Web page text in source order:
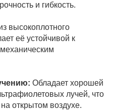
и гибкость.
высокоплотного
её устойчивой к
Обладает хорошей
лучей, что
открытом воздухе.